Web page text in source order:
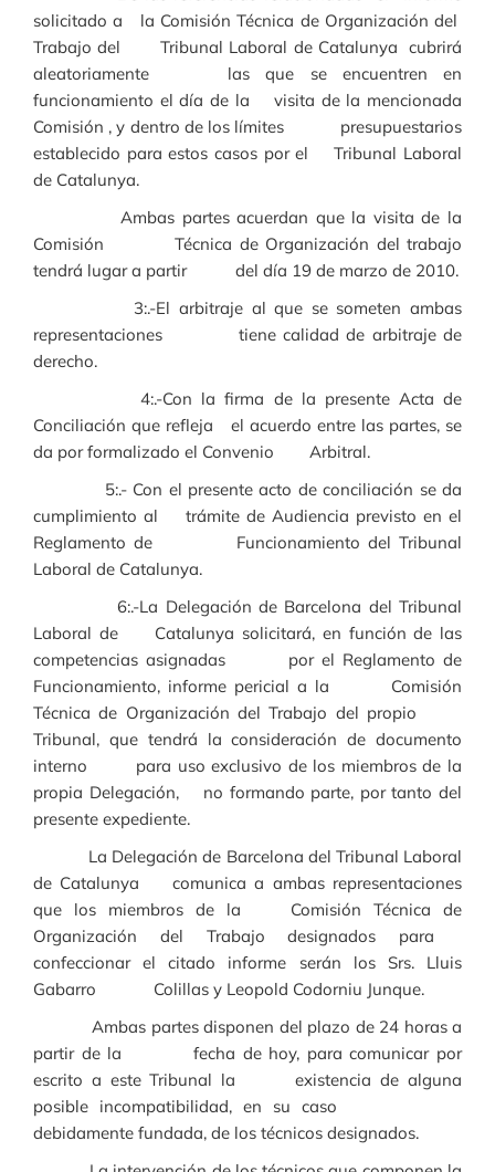
solicitado a la Comisión Técnica de Organización del
Trabajo del Tribunal Laboral de Catalunya cubrirá
aleatoriamente las que se encuentren en
funcionamiento el día de la visita de la mencionada
Comisión , y dentro de los límites presupuestarios
establecido para estos casos por el Tribunal Laboral
de Catalunya.
Ambas partes acuerdan que la visita de la
Comisión Técnica de Organización del trabajo
tendrá lugar a partir del día 19 de marzo de 2010.
3:.-El arbitraje al que se someten ambas
representaciones tiene calidad de arbitraje de
derecho.
4:.-Con la firma de la presente Acta de
Conciliación que refleja el acuerdo entre las partes, se
da por formalizado el Convenio Arbitral.
5:.- Con el presente acto de conciliación se da
cumplimiento al trámite de Audiencia previsto en el
Reglamento de Funcionamiento del Tribunal
Laboral de Catalunya.
6:.-La Delegación de Barcelona del Tribunal
Laboral de Catalunya solicitará, en función de las
competencias asignadas por el Reglamento de
Funcionamiento, informe pericial a la Comisión
Técnica de Organización del Trabajo del propio
Tribunal, que tendrá la consideración de documento
interno para uso exclusivo de los miembros de la
propia Delegación, no formando parte, por tanto del
presente expediente.
La Delegación de Barcelona del Tribunal Laboral
de Catalunya comunica a ambas representaciones
que los miembros de la Comisión Técnica de
Organización del Trabajo designados para
confeccionar el citado informe serán los Srs. Lluis
Gabarro Colillas y Leopold Codorniu Junque.
Ambas partes disponen del plazo de 24 horas a
partir de la fecha de hoy, para comunicar por
escrito a este Tribunal la existencia de alguna
posible incompatibilidad, en su caso
debidamente fundada, de los técnicos designados.